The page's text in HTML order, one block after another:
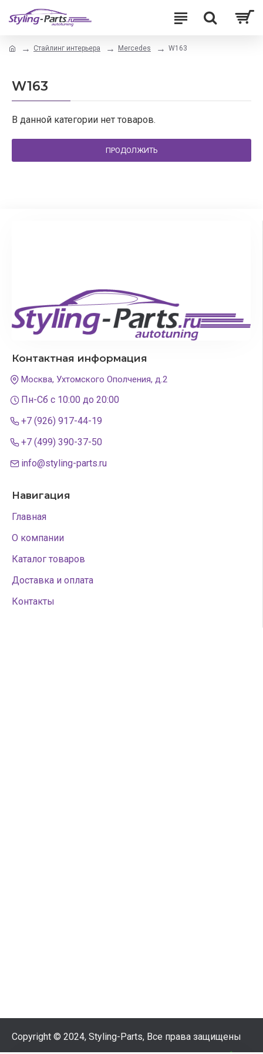
Стайлинг интерьера Mercedes W163
W163
В данной категории нет товаров.
ПРОДОЛЖИТЬ
Контактная информация
Москва, Ухтомского Ополчения, д.2
Пн-Сб с 10:00 до 20:00
+7 (926) 917-44-19
+7 (499) 390-37-50
info@styling-parts.ru
Навигация
Главная
О компании
Каталог товаров
Доставка и оплата
Контакты
Copyright © 2024, Styling-Parts, Все права защищены